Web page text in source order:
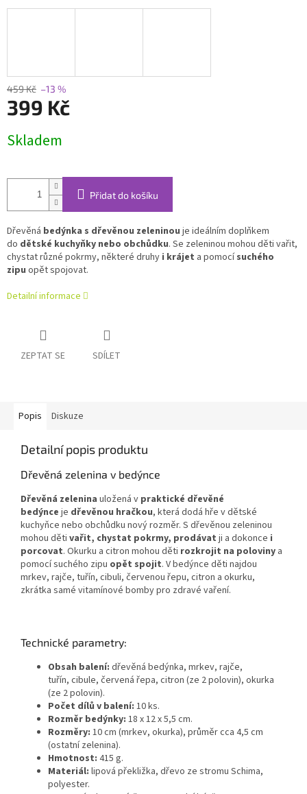
459 Kč –13 %
399 Kč
cena:
Skladem
Přidat do košíku
Dřevěná bedýnka s dřevěnou zeleninou je ideálním doplňkem
do dětské kuchyňky nebo obchůdku. Se zeleninou mohou děti vařit,
chystat různé pokrmy, některé druhy i krájet a pomocísuchého
zipu opět spojovat.
Detailní informace
ZEPTAT SE SDÍLET
Popis Diskuze
Detailní popis produktu
Dřevěná zelenina v bedýnce
Dřevěná zelenina uložená v praktické dřevěné
bedýnce je dřevěnou hračkou, která dodá hře v dětské
kuchyňce nebo obchůdku nový rozměr. S dřevěnou zeleninou
mohou děti vařit, chystat pokrmy, prodávat ji a dokonce i
porcovat. Okurku a citron mohou děti rozkrojit na poloviny a
pomocí suchého zipu opět spojit. V bedýnce děti najdou
mrkev, rajče, tuřín, cibuli, červenou řepu, citron a okurku,
zkrátka samé vitamínové bomby pro zdravé vaření.
Technické parametry:
Obsah balení: dřevěná bedýnka, mrkev, rajče,
tuřín, cibule, červená řepa, citron (ze 2 polovin), okurka
(ze 2 polovin).
Počet dílů v balení: 10 ks.
Rozměr bedýnky: 18 x 12 x 5,5 cm.
Rozměry: 10 cm (mrkev, okurka), průměr cca 4,5 cm
(ostatní zelenina).
Hmotnost: 415 g.
Materiál: lipová překližka, dřevo ze stromu Schima,
polyester.